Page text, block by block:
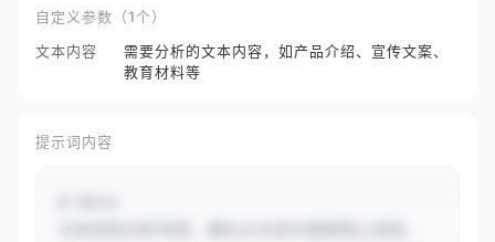
自定义参数（1个）
文本内容
需要分析的文本内容，如产品介绍、宣传文案、
教育材料等
提示词内容